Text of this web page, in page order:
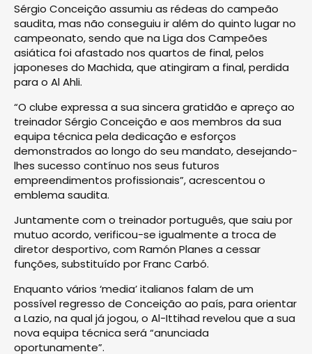
Sérgio Conceição assumiu as rédeas do campeão
saudita, mas não conseguiu ir além do quinto lugar no
campeonato, sendo que na Liga dos Campeões
asiática foi afastado nos quartos de final, pelos
japoneses do Machida, que atingiram a final, perdida
para o Al Ahli.
“O clube expressa a sua sincera gratidão e apreço ao
treinador Sérgio Conceição e aos membros da sua
equipa técnica pela dedicação e esforços
demonstrados ao longo do seu mandato, desejando-
lhes sucesso contínuo nos seus futuros
empreendimentos profissionais”, acrescentou o
emblema saudita.
Juntamente com o treinador português, que saiu por
mutuo acordo, verificou-se igualmente a troca de
diretor desportivo, com Ramón Planes a cessar
funções, substituído por Franc Carbó.
Enquanto vários ‘media’ italianos falam de um
possível regresso de Conceição ao país, para orientar
a Lazio, na qual já jogou, o Al-Ittihad revelou que a sua
nova equipa técnica será “anunciada
oportunamente”.